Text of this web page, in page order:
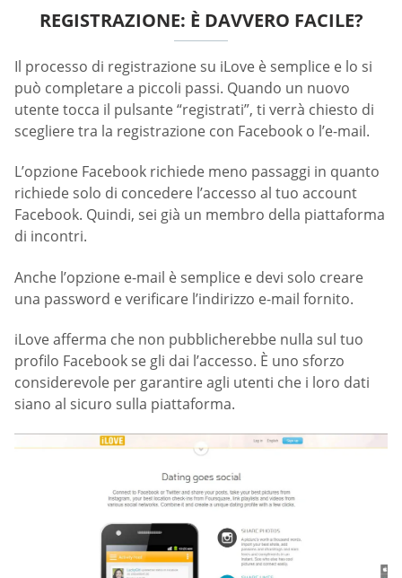
REGISTRAZIONE: È DAVVERO FACILE?
Il processo di registrazione su iLove è semplice e lo si
può completare a piccoli passi. Quando un nuovo
utente tocca il pulsante “registrati”, ti verrà chiesto di
scegliere tra la registrazione con Facebook o l’e-mail.
L’opzione Facebook richiede meno passaggi in quanto
richiede solo di concedere l’accesso al tuo account
Facebook. Quindi, sei già un membro della piattaforma
di incontri.
Anche l’opzione e-mail è semplice e devi solo creare
una password e verificare l’indirizzo e-mail fornito.
iLove afferma che non pubblicherebbe nulla sul tuo
profilo Facebook se gli dai l’accesso. È uno sforzo
considerevole per garantire agli utenti che i loro dati
siano al sicuro sulla piattaforma.